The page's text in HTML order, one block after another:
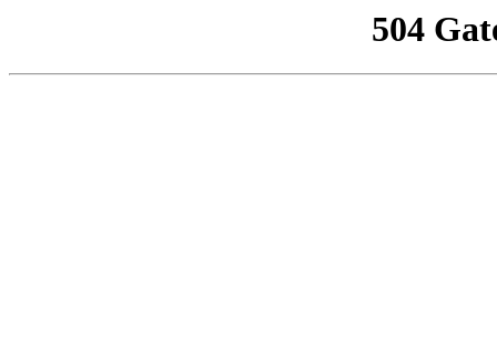
504